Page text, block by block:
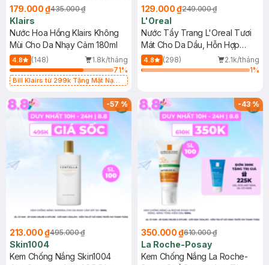
179.000 ₫435.000 ₫
Klairs
Nước Hoa Hồng Klairs Không
Mùi Cho Da Nhạy Cảm 180ml
4.8 (148)
1.8k/tháng
71%
Bill Klairs từ 299k Tặng Mặt Nạ
25ml (SL Có Hạn)
129.000 ₫249.000 ₫
L'Oreal
Nước Tẩy Trang L'Oreal Tươi
Mát Cho Da Dầu, Hỗn Hợp
400ml
4.8 (298)
2.1k/tháng
1%
-57%
213.000 ₫495.000 ₫
Skin1004
Kem Chống Nắng Skin1004
-43%
350.000 ₫610.000 ₫
La Roche-Posay
Kem Chống Nắng La Roche-